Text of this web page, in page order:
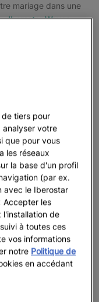
mariage dans une
Iberostar Waves
d'Ever Green
et un phare
Sans aucun
est un endroit
dominicaine.
Waves Costa Dorada
en pleine nature.
en organisation de
nous avons des
célébrer votre
Cana.
de la date
tiers pour
analyser votre
que pour vous
les réseaux
la base d'un profil
(par ex.
avec le Iberostar
Accepter les
l'installation de
à toutes ces
vos informations
notre Politique de
en accédant